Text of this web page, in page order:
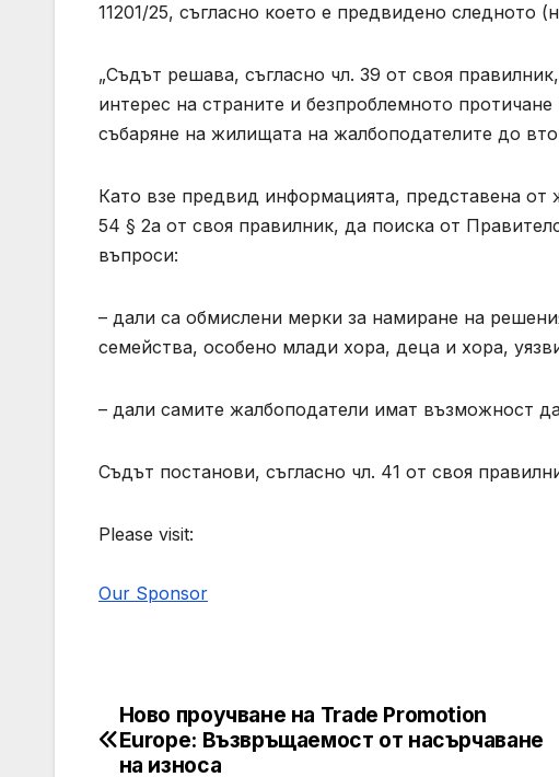
11201/25, съгласно което е предвидено следното
„Съдът решава, съгласно чл. 39 от своя
интерес на страните и безпроблемното
събаряне на жилищата на жалбоподателите до
Като взе предвид информацията, представена от
54 § 2a от своя правилник, да поиска от
въпроси:
– дали са обмислени мерки за намиране на
семейства, особено млади хора, деца и хора,
– дали самите жалбоподатели имат възможност
Съдът постанови, съгласно чл. 41 от своя
Please visit:
Our Sponsor
Post
Ново проучване на Trade Promotion
Europe: Възвръщаемост от насърчаване
на износа